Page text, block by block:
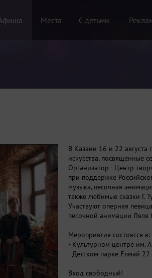
Места С детьми
В Казани 16 и 22 августа
искусства, посвященные
Организатор - Центр
при поддержке
музыка, песочная
также любимые сказки Г.
Участвуют оперная
песочной анимации Ляля
Мероприятия состоятся в:
- Культурном центре им.
- Детском парке Елмай 22
Вход свободный!